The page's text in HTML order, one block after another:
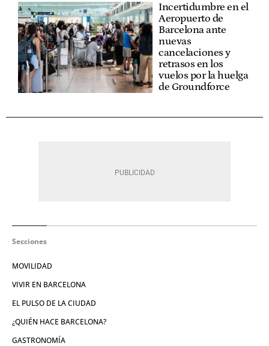
Incertidumbre en el
Aeropuerto de
Barcelona ante
nuevas
cancelaciones y
retrasos en los
vuelos por la huelga
de Groundforce
Secciones
MOVILIDAD
VIVIR EN BARCELONA
EL PULSO DE LA CIUDAD
¿QUIÉN HACE BARCELONA?
GASTRONOMÍA